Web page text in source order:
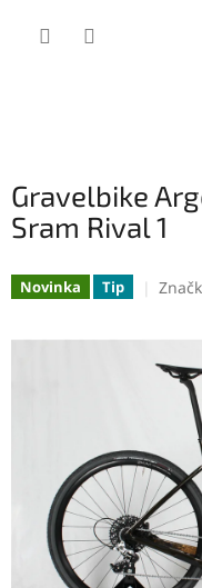
Gravelbike
Sram Rival 1
Novinka Tip